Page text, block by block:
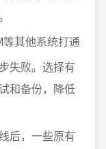
其他系统打通
失败。选择有
和备份，降低
后，一些原有